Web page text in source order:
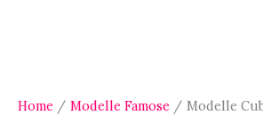
Home Modelle Famose Modelle